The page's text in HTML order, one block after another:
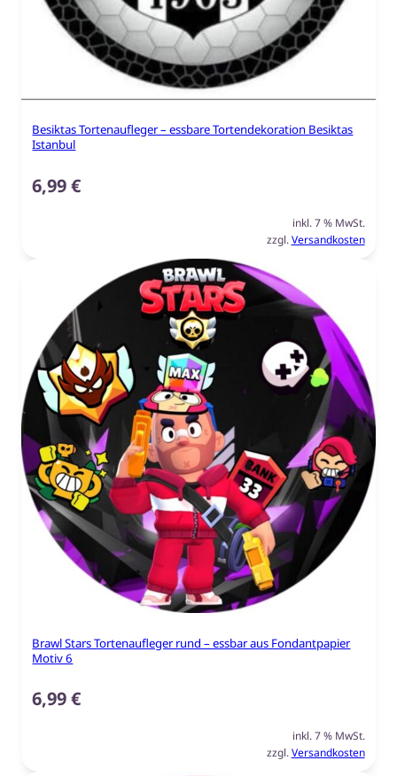
Besiktas Tortenaufleger – essbare Tortendekoration Besiktas
Istanbul
6,99€
inkl. 7 % MwSt.
zzgl.Versandkosten
Brawl Stars Tortenaufleger rund – essbar aus Fondantpapier
Motiv 6
6,99€
inkl. 7 % MwSt.
zzgl.Versandkosten